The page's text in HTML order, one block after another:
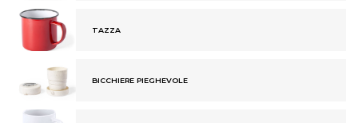
TAZZA
BICCHIERE PIEGHEVOLE